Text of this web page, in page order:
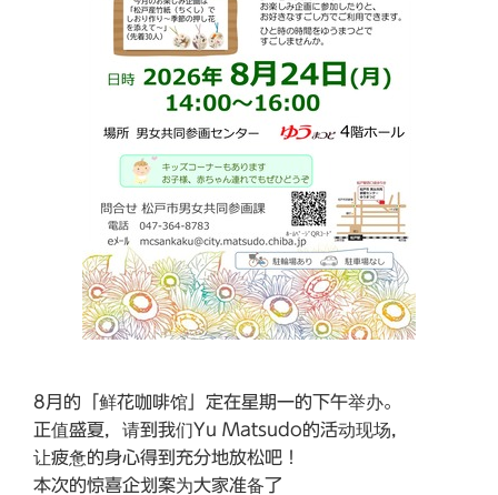
8月的「鲜花咖啡馆」定在星期一的下午举办。
正值盛夏，请到我们Yu Matsudo的活动现场，
让疲惫的身心得到充分地放松吧！
本次的惊喜企划案为大家准备了